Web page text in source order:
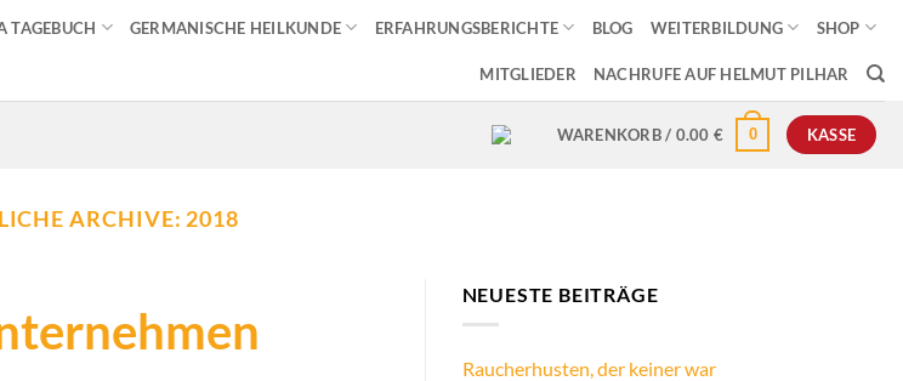
TAGEBUCH GERMANISCHE HEILKUNDE ERFAHRUNGSBERICHTE BLOG WEITERBILDUNG SHOP
MITGLIEDER NACHRUFE AUF HELMUT PILHAR
WARENKORB / 0.00 € 0 KASSE
ARCHIVE: 2018
NEUESTE BEITRÄGE
Raucherhusten, der keiner war